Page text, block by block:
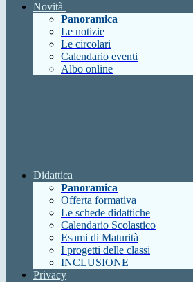
Novità
Panoramica
Le notizie
Le circolari
Calendario eventi
Albo online
Didattica
Panoramica
Offerta formativa
Le schede didattiche
Calendario Scolastico
Esami di Maturità
I progetti delle classi
INCLUSIONE
Privacy